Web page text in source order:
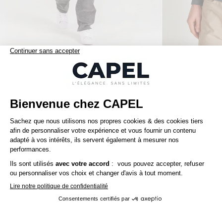
Sweat Capuche Urban Classics Grande Taille
Nos clients aiment aussi